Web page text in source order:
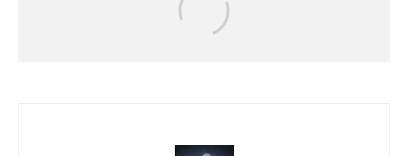
Rayman Legends Retold será lançado